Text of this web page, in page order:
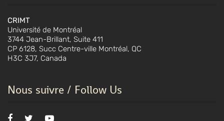
CRIMT
Université de Montréal
3744 Jean-Brillant, Suite 411
CP 6128, Succ Centre-ville Montréal, QC
H3C 3J7, Canada
Nous suivre / Follow Us